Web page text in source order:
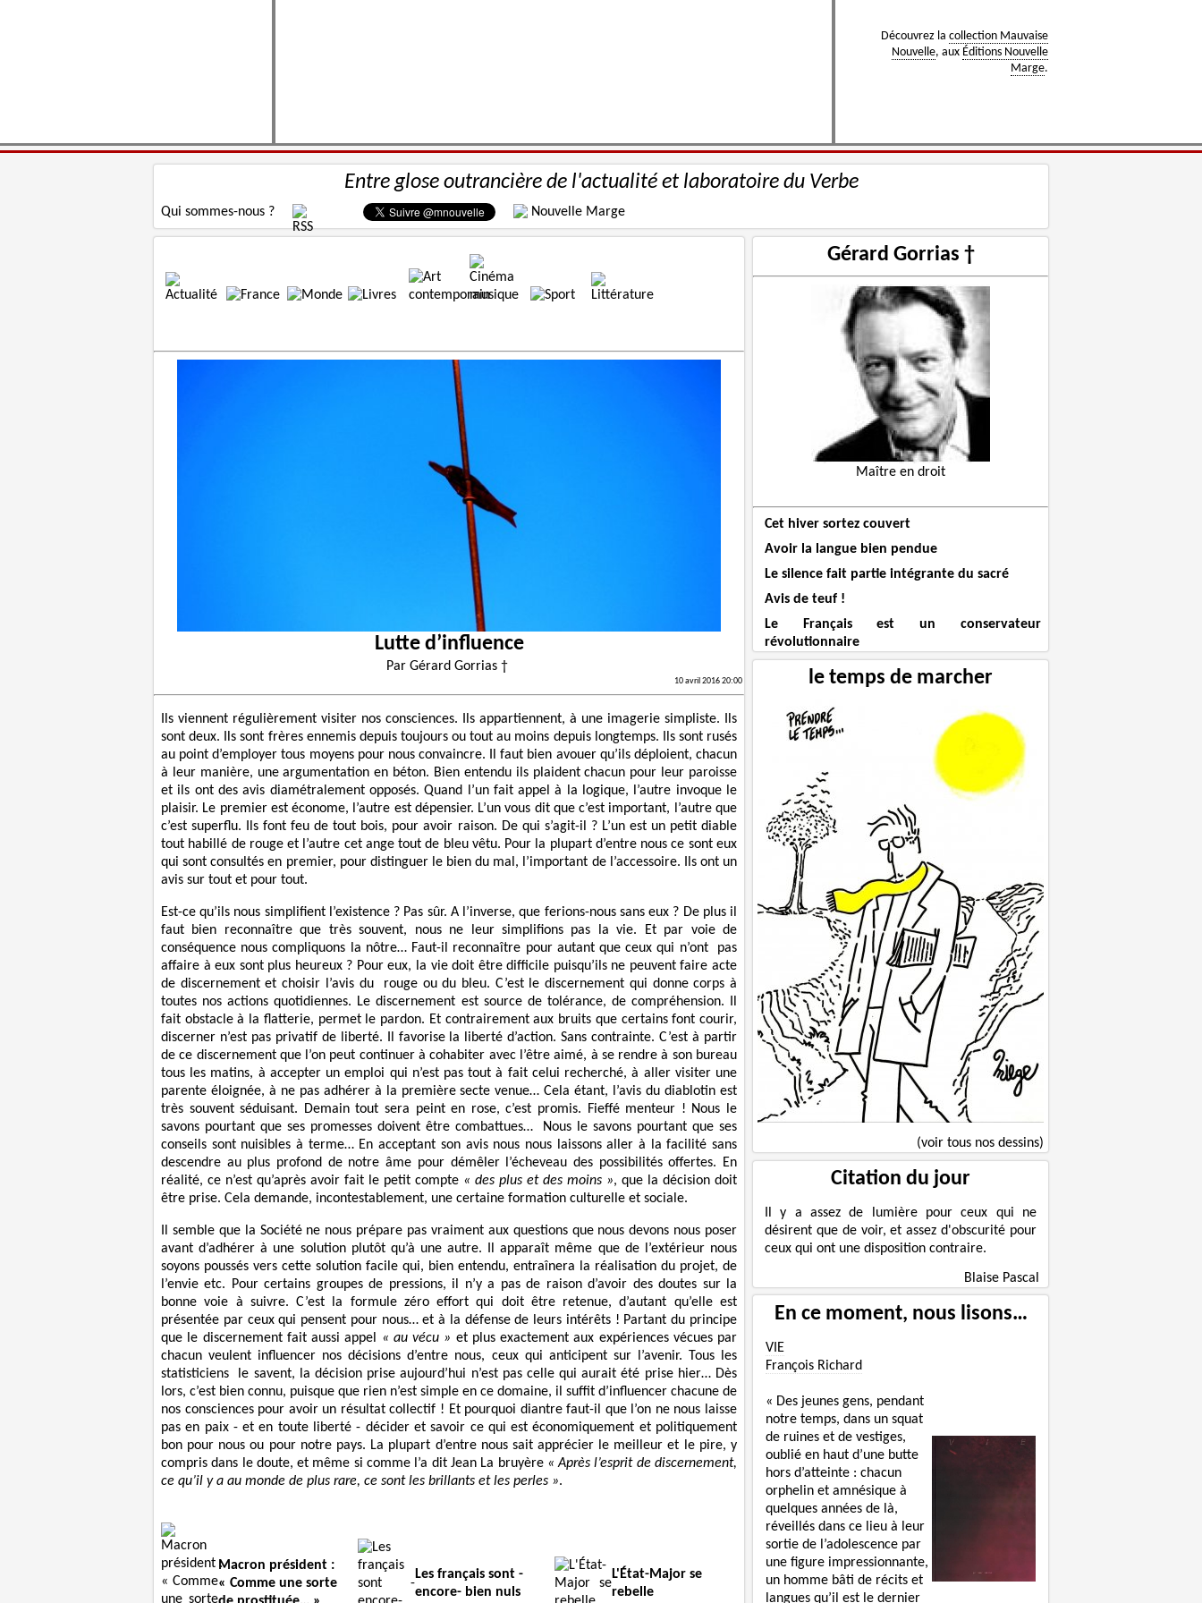
Découvrez la collection Mauvaise
Nouvelle, aux Éditions Nouvelle
Marge.
Entre glose outrancière de l'actualité et laboratoire du Verbe
Qui sommes-nous ? Nouvelle Marge
Lutte d’influence
Par Gérard Gorrias †
10 avril 2016 20:00
Ils viennent régulièrement visiter nos consciences. Ils appartiennent, à une imagerie simpliste. Ils
sont deux. Ils sont frères ennemis depuis toujours ou tout au moins depuis longtemps. Ils sont rusés
au point d’employer tous moyens pour nous convaincre. Il faut bien avouer qu’ils déploient, chacun
à leur manière, une argumentation en béton. Bien entendu ils plaident chacun pour leur paroisse
et ils ont des avis diamétralement opposés. Quand l’un fait appel à la logique, l’autre invoque le
plaisir. Le premier est économe, l’autre est dépensier. L’un vous dit que c’est important, l’autre que
c’est superflu. Ils font feu de tout bois, pour avoir raison. De qui s’agit-il ? L’un est un petit diable
tout habillé de rouge et l’autre cet ange tout de bleu vêtu. Pour la plupart d’entre nous ce sont eux
qui sont consultés en premier, pour distinguer le bien du mal, l’important de l’accessoire. Ils ont un
avis sur tout et pour tout.
Est-ce qu’ils nous simplifient l’existence ? Pas sûr. A l’inverse, que ferions-nous sans eux ? De plus il
faut bien reconnaître que très souvent, nous ne leur simplifions pas la vie. Et par voie de
conséquence nous compliquons la nôtre… Faut-il reconnaître pour autant que ceux qui n’ont pas
affaire à eux sont plus heureux ? Pour eux, la vie doit être difficile puisqu’ils ne peuvent faire acte
de discernement et choisir l’avis du rouge ou du bleu. C’est le discernement qui donne corps à
toutes nos actions quotidiennes. Le discernement est source de tolérance, de compréhension. Il
fait obstacle à la flatterie, permet le pardon. Et contrairement aux bruits que certains font courir,
discerner n’est pas privatif de liberté. Il favorise la liberté d’action. Sans contrainte. C’est à partir
de ce discernement que l’on peut continuer à cohabiter avec l’être aimé, à se rendre à son bureau
tous les matins, à accepter un emploi qui n’est pas tout à fait celui recherché, à aller visiter une
parente éloignée, à ne pas adhérer à la première secte venue… Cela étant, l’avis du diablotin est
très souvent séduisant. Demain tout sera peint en rose, c’est promis. Fieffé menteur ! Nous le
savons pourtant que ses promesses doivent être combattues… Nous le savons pourtant que ses
conseils sont nuisibles à terme… En acceptant son avis nous nous laissons aller à la facilité sans
descendre au plus profond de notre âme pour démêler l’écheveau des possibilités offertes. En
réalité, ce n’est qu’après avoir fait le petit compte « des plus et des moins », que la décision doit
être prise. Cela demande, incontestablement, une certaine formation culturelle et sociale.
Il semble que la Société ne nous prépare pas vraiment aux questions que nous devons nous poser
avant d’adhérer à une solution plutôt qu’à une autre. Il apparaît même que de l’extérieur nous
soyons poussés vers cette solution facile qui, bien entendu, entraînera la réalisation du projet, de
l’envie etc. Pour certains groupes de pressions, il n’y a pas de raison d’avoir des doutes sur la
bonne voie à suivre. C’est la formule zéro effort qui doit être retenue, d’autant qu’elle est
présentée par ceux qui pensent pour nous… et à la défense de leurs intérêts ! Partant du principe
que le discernement fait aussi appel « au vécu » et plus exactement aux expériences vécues par
chacun veulent influencer nos décisions d’entre nous, ceux qui anticipent sur l’avenir. Tous les
statisticiens le savent, la décision prise aujourd’hui n’est pas celle qui aurait été prise hier… Dès
lors, c’est bien connu, puisque que rien n’est simple en ce domaine, il suffit d’influencer chacune de
nos consciences pour avoir un résultat collectif ! Et pourquoi diantre faut-il que l’on ne nous laisse
pas en paix - et en toute liberté - décider et savoir ce qui est économiquement et politiquement
bon pour nous ou pour notre pays. La plupart d’entre nous sait apprécier le meilleur et le pire, y
compris dans le doute, et même si comme l’a dit Jean La bruyère « Après l’esprit de discernement,
ce qu’il y a au monde de plus rare, ce sont les brillants et les perles ».
Macron président :
« Comme une sorte
Les français sont -
encore- bien nuls
L'État-Major se
rebelle
Gérard Gorrias †
Maître en droit
Cet hiver sortez couvert
Avoir la langue bien pendue
Le silence fait partie intégrante du sacré
Avis de teuf !
Le Français est un conservateur
révolutionnaire
le temps de marcher
(voir tous nos dessins)
Citation du jour
Il y a assez de lumière pour ceux qui ne
désirent que de voir, et assez d'obscurité pour
ceux qui ont une disposition contraire.
Blaise Pascal
En ce moment, nous lisons…
VIE
François Richard
« Des jeunes gens, pendant
notre temps, dans un squat
de ruines et de vestiges,
oublié en haut d’une butte
hors d’atteinte : chacun
orphelin et amnésique à
quelques années de là,
réveillés dans ce lieu à leur
sortie de l’adolescence par
une figure impressionnante,
un homme bâti de récits et
langues qu’il est le dernier